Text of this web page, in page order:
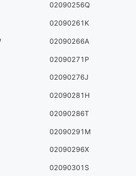
02090256Q
02090261K
02090266A
02090271P
02090276J
02090281H
02090286T
02090291M
02090296X
02090301S